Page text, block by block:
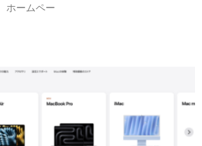
ホームペー